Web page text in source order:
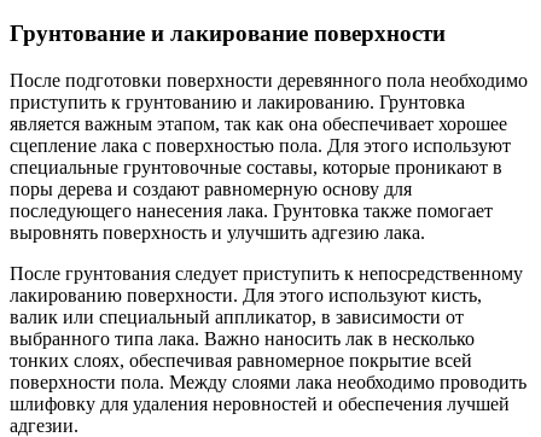
Грунтование и лакирование поверхности
После подготовки поверхности деревянного пола необходимо
приступить к грунтованию и лакированию. Грунтовка
является важным этапом, так как она обеспечивает хорошее
сцепление лака с поверхностью пола. Для этого используют
специальные грунтовочные составы, которые проникают в
поры дерева и создают равномерную основу для
последующего нанесения лака. Грунтовка также помогает
выровнять поверхность и улучшить адгезию лака.
После грунтования следует приступить к непосредственному
лакированию поверхности. Для этого используют кисть,
валик или специальный аппликатор, в зависимости от
выбранного типа лака. Важно наносить лак в несколько
тонких слоях, обеспечивая равномерное покрытие всей
поверхности пола. Между слоями лака необходимо проводить
шлифовку для удаления неровностей и обеспечения лучшей
адгезии.